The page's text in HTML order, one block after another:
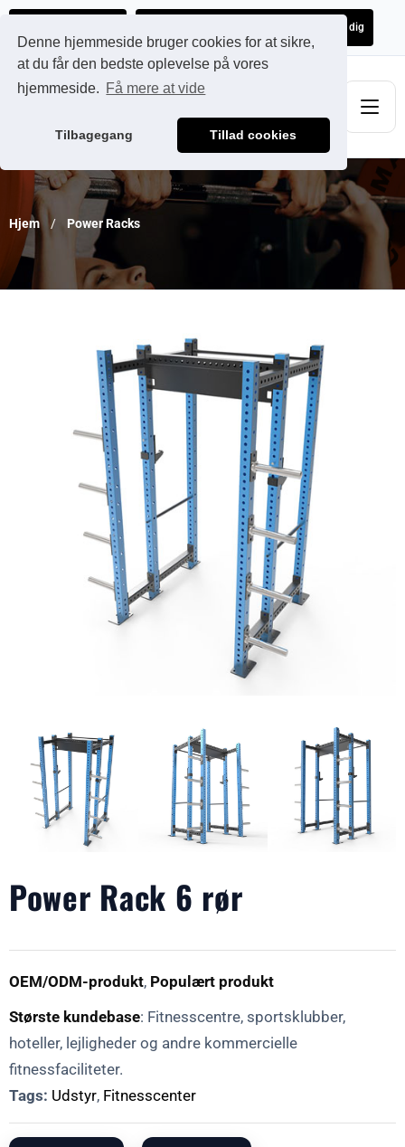
Denne hjemmeside bruger cookies for at sikre,
at du får den bedste oplevelse på vores
hjemmeside. Få mere at vide
Tilbagegang Tillad cookies
Få et uforpligtende tilbud skræddersyet til dig
Hjem Power Racks
Power Rack 6 rør
OEM/ODM-produkt, Populært produkt
Største kundebase: Fitnesscentre, sportsklubber,
hoteller, lejligheder og andre kommercielle
fitnessfaciliteter.
Tags: Udstyr, Fitnesscenter